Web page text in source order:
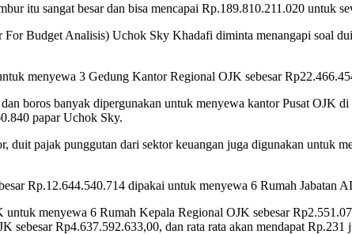
itu sangat besar dan bisa mencapai Rp.189.810.211.020 untuk
Budget Analisis) Uchok Sky Khadafi diminta menangapi soal
menyewa 3 Gedung Kantor Regional OJK sebesar
boros banyak dipergunakan untuk menyewa kantor Pusat OJK
papar Uchok Sky.
duit pajak punggutan dari sektor keuangan juga digunakan
Rp.12.644.540.714 dipakai untuk menyewa 6 Rumah Jabatan
menyewa 6 Rumah Kepala Regional OJK sebesar
sebesar Rp4.637.592.633,00, dan rata rata akan mendapat